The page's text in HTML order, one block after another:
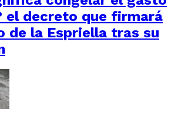
el decreto que firmará
de la Espriella tras su